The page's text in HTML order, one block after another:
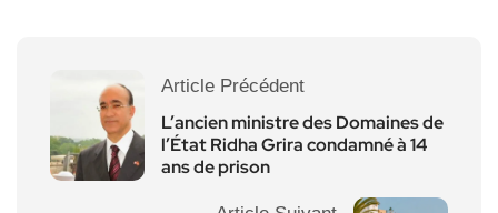
Article Précédent
L’ancien ministre des Domaines de
l’État Ridha Grira condamné à 14
ans de prison